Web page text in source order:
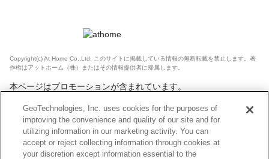
Copyright(c) At Home Co.,Ltd. このサイトに掲載している情報の無断転載を禁止します。著
作権はアットホーム（株）またはその情報提供者に帰属します。
本ページはプロモーションが含まれています。
GeoTechnologies, Inc. uses cookies for the purposes of
improving the convenience and quality of our site and for
utilizing information in our marketing activity. You can
accept or reject collecting information through cookies at
your discretion except information essential to the